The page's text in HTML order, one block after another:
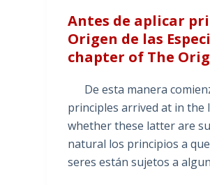
Antes de aplicar
Origen de las
chapter of The
De esta manera
principles arrived at in the
whether these latter are
natural los principios a
seres están sujetos a